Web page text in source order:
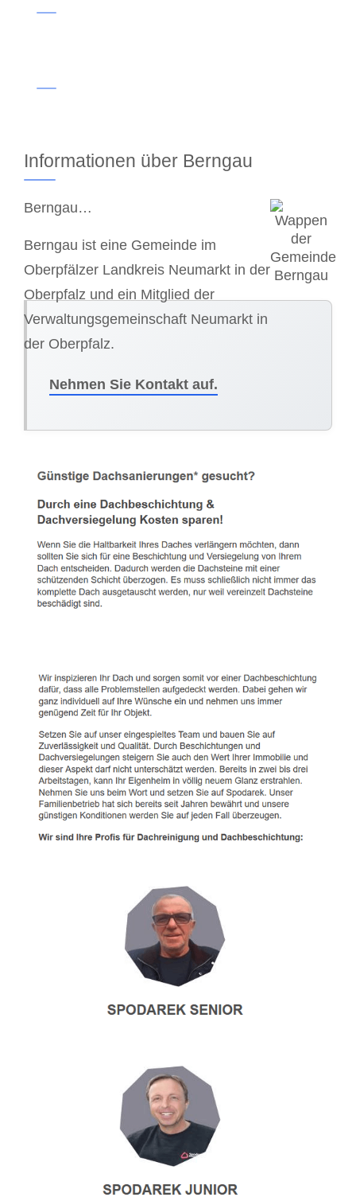
Informationen über Berngau
Berngau…
Berngau ist eine Gemeinde im
Oberpfälzer Landkreis Neumarkt in der
Oberpfalz und ein Mitglied der
Verwaltungsgemeinschaft Neumarkt in
der Oberpfalz.
Nehmen Sie Kontakt auf.